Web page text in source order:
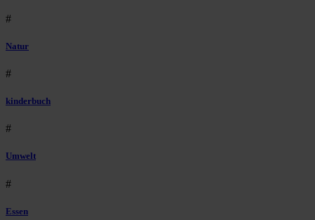
#
Natur
#
kinderbuch
#
Umwelt
#
Essen